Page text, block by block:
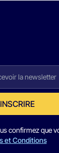
confirmez que
et Conditions